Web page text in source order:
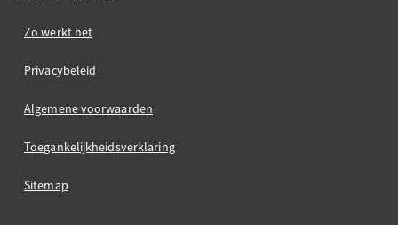
Zo werkt het
Privacybeleid
Algemene voorwaarden
Toegankelijkheidsverklaring
Sitemap